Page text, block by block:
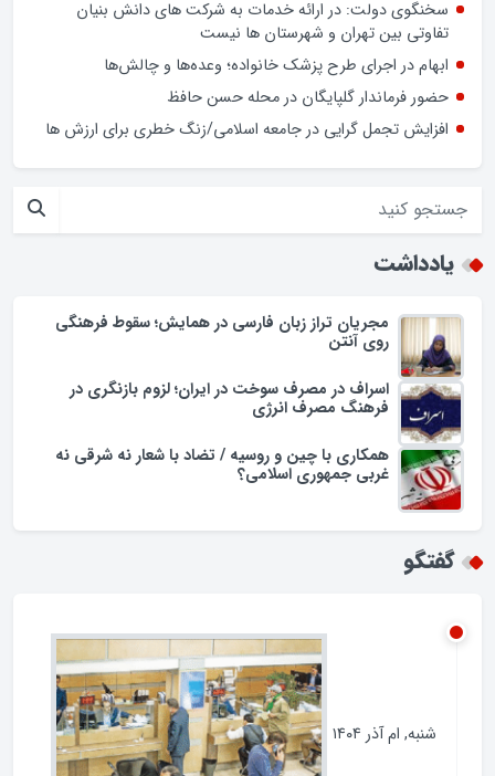
اسراف در مصرف سوخت در ایران؛ لزوم بازنگری در فرهنگ مصرف
انرژی
کشف بیش از ۱۹ کیلوگرم مواد مخدر در گلپایگان
سخنگوی دولت: در ارائه خدمات به شرکت های دانش بنیان
تفاوتی بین تهران و شهرستان ها نیست
افزایش تجمل گرایی در جامعه اسلامی/زنگ خطری برای ارزش ها
یادداشت
مجریان تراز زبان فارسی در همایش؛ سقوط فرهنگی
اسراف در مصرف سوخت در ایران؛ لزوم بازنگری در